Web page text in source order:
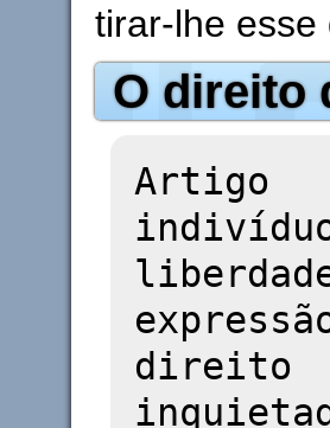
tirar-lhe esse
O direito